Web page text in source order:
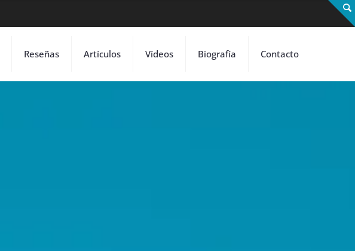
Reseñas Artículos Vídeos Biografía Contacto